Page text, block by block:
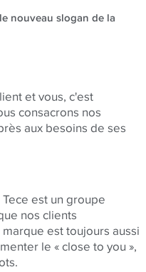
nouveau slogan de la
et vous, c'est
consacrons nos
aux besoins de ses
est un groupe
nos clients
est toujours aussi
le « close to you »,